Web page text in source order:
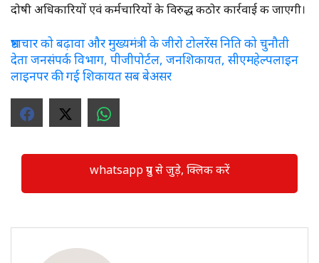
दोषी अधिकारियों एवं कर्मचारियों के विरुद्ध कठोर कार्रवाई की जाएगी।
भ्रष्टाचार को बढ़ावा और मुख्यमंत्री के जीरो टोलरेंस निति को चुनौती
देता जनसंपर्क विभाग, पीजीपोर्टल, जनशिकायत, सीएमहेल्पलाइन
लाइनपर की गई शिकायत सब बेअसर
whatsapp ग्रुप से जुड़े, क्लिक करें